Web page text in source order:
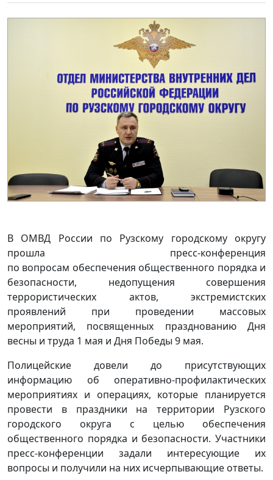
В ОМВД России по Рузскому городскому округу
прошла пресс-конференция
по вопросам обеспечения общественного порядка и
безопасности, недопущения совершения
террористических актов, экстремистских
проявлений при проведении массовых
мероприятий, посвященных празднованию Дня
весны и труда 1 мая и Дня Победы 9 мая.
Полицейские довели до присутствующих
информацию об оперативно-профилактических
мероприятиях и операциях, которые планируется
провести в праздники на территории Рузского
городского округа с целью обеспечения
общественного порядка и безопасности. Участники
пресс-конференции задали интересующие их
вопросы и получили на них исчерпывающие ответы.